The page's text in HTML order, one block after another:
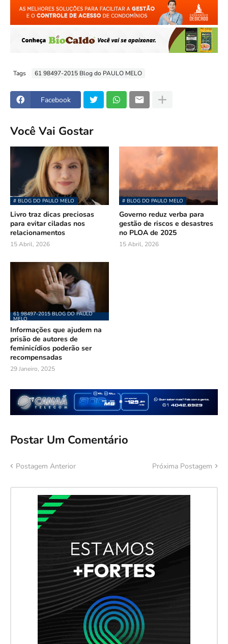
Tags 61 98497-2015 Blog do PAULO MELO
Facebook
Você Vai Gostar
# BLOG DO PAULO MELO
Livro traz dicas preciosas
para evitar ciladas nos
relacionamentos
15 Abril, 2026
# BLOG DO PAULO MELO
Governo reduz verba para
gestão de riscos e desastres
no PLOA de 2025
15 Abril, 2026
61 98497-2015 BLOG DO PAULO
MELO
Informações que ajudem na
prisão de autores de
feminicídios poderão ser
recompensadas
29 Janeiro, 2025
Postar Um Comentário
Postagem Anterior Próxima Postagem